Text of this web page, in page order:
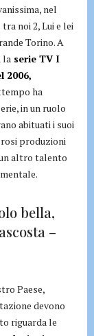
nel
noi 2, Lui e lei
Torino. A
la serie TV I
2006,
ha
in un ruolo
abituati i suoi
produzioni
altro talento
bella,
–
Paese,
devono
riguarda le